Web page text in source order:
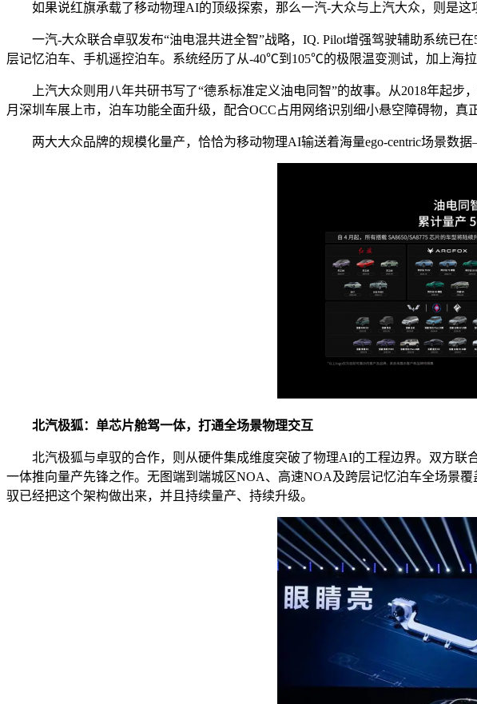
如果说红旗承载了移动物理AI的顶级探索，那么一汽-大众与上汽大众，则是这
一汽-大众联合卓驭发布“油电混共进全智”战略，IQ. Pilot增强驾驶辅助系统已
层记忆泊车、手机遥控泊车。系统经历了从-40℃到105℃的极限温变测试，加上海
上汽大众则用八年共研书写了“德系标准定义油电同智”的故事。从2018年起
月深圳车展上市，泊车功能全面升级，配合OCC占用网络识别细小悬空障碍物，真
两大大众品牌的规模化量产，恰恰为移动物理AI输送着海量ego-centric场景
北汽极狐：单芯片舱驾一体，打通全场景物理交互
北汽极狐与卓驭的合作，则从硬件集成维度突破了物理AI的工程边界。双方联
一体推向量产先锋之作。无图端到端城区NOA、高速NOA及跨层记忆泊车全场
驭已经把这个架构做出来，并且持续量产、持续升级。